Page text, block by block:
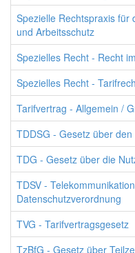
Spezielle Rechtspraxis für
und Arbeitsschutz
Spezielles Recht - Recht
Spezielles Recht -
Tarifvertrag - Allgemein /
TDDSG - Gesetz über
TDG - Gesetz über die
TDSV -
Datenschutzverordnung
TVG - Tarifvertragsgesetz
TzBfG - Gesetz über